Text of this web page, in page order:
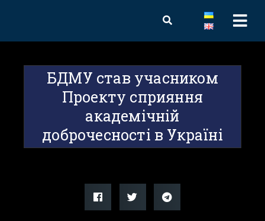
БДМУ став учасником
Проекту сприяння
академічній
доброчесності в Україні